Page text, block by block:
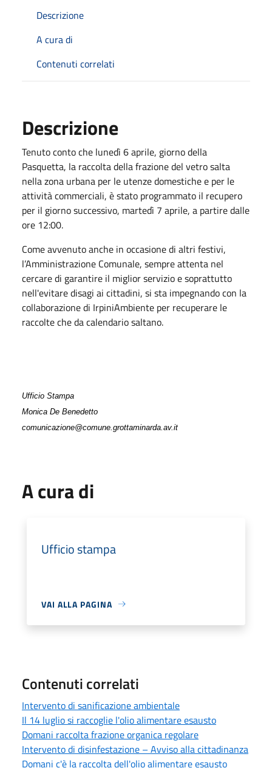
Descrizione
A cura di
Contenuti correlati
Descrizione
Tenuto conto che lunedì 6 aprile, giorno della
Pasquetta, la raccolta della frazione del vetro salta
nella zona urbana per le utenze domestiche e per le
attività commerciali, è stato programmato il recupero
per il giorno successivo, martedì 7 aprile, a partire dalle
ore 12:00.
Come avvenuto anche in occasione di altri festivi,
l’Amministrazione Comunale, sempre attenta nel
cercare di garantire il miglior servizio e soprattutto
nell'evitare disagi ai cittadini, si sta impegnando con la
collaborazione di IrpiniAmbiente per recuperare le
raccolte che da calendario saltano.
Ufficio Stampa
Monica De Benedetto
comunicazione@comune.grottaminarda.av.it
A cura di
Ufficio stampa
VAI ALLA PAGINA
Contenuti correlati
Intervento di sanificazione ambientale
Il 14 luglio si raccoglie l'olio alimentare esausto
Domani raccolta frazione organica regolare
Intervento di disinfestazione – Avviso alla cittadinanza
Domani c'è la raccolta dell'olio alimentare esausto